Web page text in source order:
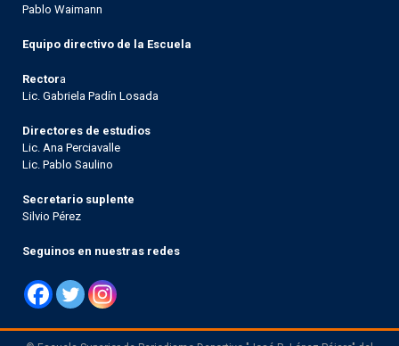
Pablo Waimann
Equipo directivo de la Escuela
Rectora
Lic. Gabriela Padín Losada
Directores de estudios
Lic. Ana Perciavalle
Lic. Pablo Saulino
Secretario suplente
Silvio Pérez
Seguinos en nuestras redes